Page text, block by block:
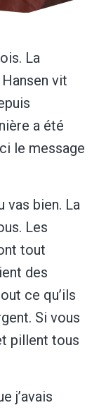
La
vit
a été
le message
vas bien. La
Les
tout
des
ce qu’ils
Si vous
pillent tous
j’avais